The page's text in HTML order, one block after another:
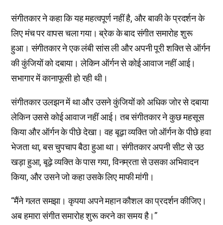
संगीतकार ने कहा कि यह महत्वपूर्ण नहीं है, और बाकी के प्रदर्शन के
लिए मंच पर वापस चला गया। ब्रेक के बाद संगीत समारोह शुरू
हुआ। संगीतकार ने एक लंबी सांस ली और अपनी पूरी शक्ति से ऑर्गन
की कुंजियों को दबाया। लेकिन ऑर्गन से कोई आवाज नहीं आई।
सभागार में कानाफूसी हो रही थी।
संगीतकार उलझन में था और उसने कुंजियों को अधिक जोर से दबाया
लेकिन उससे कोई आवाज नहीं आई। तब संगीतकार ने कुछ महसूस
किया और ऑर्गन के पीछे देखा। वह बूढ़ा व्यक्ति जो ऑर्गन के पीछे हवा
भेजता था, बस चुपचाप बैठा हुआ था। संगीतकार अपनी सीट से उठ
खड़ा हुआ, बूढ़े व्यक्ति के पास गया, विनम्रता से उसका अभिवादन
किया, और उसने जो कहा उसके लिए माफी मांगी।
“मैंने गलत समझा। कृपया अपने महान कौशल का प्रदर्शन कीजिए।
अब हमारा संगीत समारोह शुरू करने का समय है।”